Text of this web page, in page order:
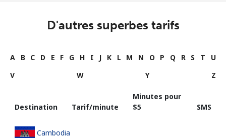
D'autres superbes tarifs
A B C D E F G H I J K L M N O P Q R S T
U
V
W Y Z
Destination Tarif/minute
Minutes pour
⁦$5⁩
SMS
Cambodia